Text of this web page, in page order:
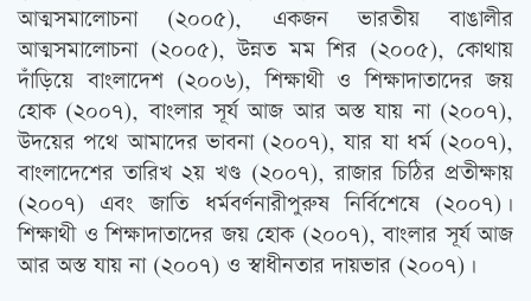
আত্মসমালোচনা (২০০৫), একজন ভারতীয় বাঙালীর
আত্মসমালোচনা (২০০৫), উন্নত মম শির (২০০৫), কোথায়
দাঁড়িয়ে বাংলাদেশ (২০০৬), শিক্ষাথী ও শিক্ষাদাতাদের জয়
হোক (২০০৭), বাংলার সূর্য আজ আর অস্ত যায় না (২০০৭),
উদয়ের পথে আমাদের ভাবনা (২০০৭), যার যা ধর্ম (২০০৭),
বাংলাদেশের তারিখ ২য় খণ্ড (২০০৭), রাজার চিঠির প্রতীক্ষায়
(২০০৭) এবং জাতি ধর্মবর্ণনারীপুরুষ নির্বিশেষে (২০০৭)।
শিক্ষাথী ও শিক্ষাদাতাদের জয় হোক (২০০৭), বাংলার সূর্য আজ
আর অস্ত যায় না (২০০৭) ও স্বাধীনতার দায়ভার (২০০৭)।